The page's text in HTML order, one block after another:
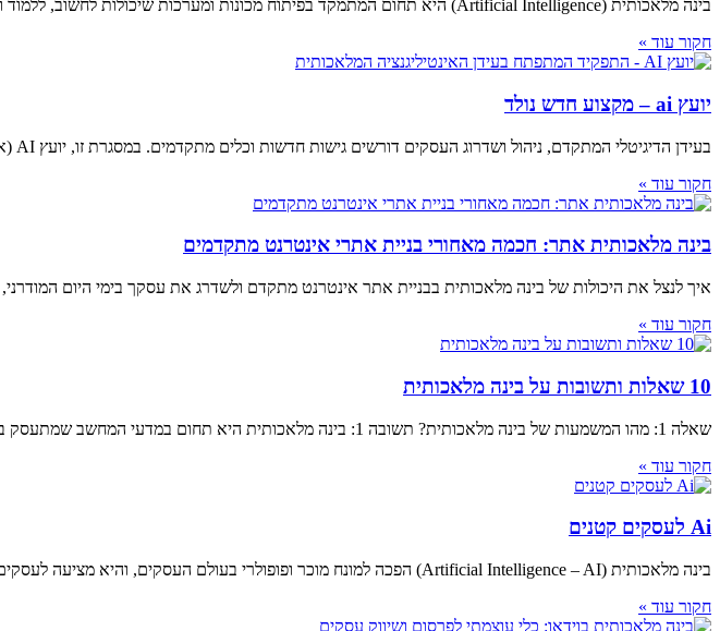
בינה מלאכותית (Artificial Intelligence) היא תחום המתמקד בפיתוח מכונות ומערכות שיכולות לחשוב, ללמוד ולתכנת עצמן כמו בני אדם. הבינה המלאכותית מייצרת תוצאות מדהימות ומשנה את
חקור עוד »
יועץ ai – מקצוע חדש נולד
בעידן הדיגיטלי המתקדם, ניהול ושדרוג העסקים דורשים גישות חדשות וכלים מתקדמים. במסגרת זו, יועץ AI (אינטיליגנציה מלאכותית) מתגלה כמקצוע חדש שיכול לשפר ביצועים, להגביר יעילות
חקור עוד »
בינה מלאכותית אתר: חכמה מאחורי בניית אתרי אינטרנט מתקדמים
איך לנצל את היכולות של בינה מלאכותית בבניית אתר אינטרנט מתקדם ולשדרג את עסקך בימי היום
חקור עוד »
10 שאלות ותשובות על בינה מלאכותית
שאלה 1: מהו המשמעות של בינה מלאכותית? תשובה 1: בינה מלאכותית היא תחום במדעי המחשב שמתעסק בפיתוח תוכנות ומערכות שיכולות לבצע משימות שדריכה, למידה וקבלת
חקור עוד »
Ai לעסקים קטנים
בינה מלאכותית (Artificial Intelligence – AI) הפכה למונח מוכר ופופולרי בעולם העסקים, והיא מציעה לעסקים קטנים מגוון אפשרויות ויכולות חדשות שמשפרות את יכולת המתחרה שלהם
חקור עוד »